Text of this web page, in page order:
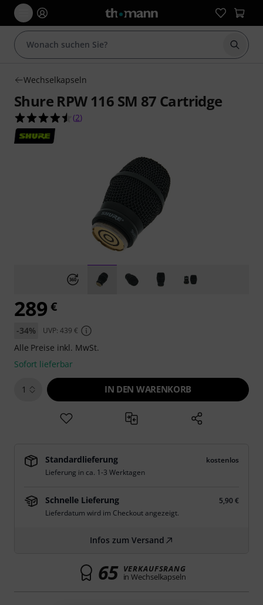
Suche
Wechselkapseln
Shure RPW 116 SM 87 Cartridge
4.5 von 5 Sternen aus 2 Kundenbewertungen
(2)
289 €
-34% UVP: 439 €
Alle Preise inkl. MwSt.
Sofort lieferbar
1 IN DEN WARENKORB
Standardlieferung
kostenlos
Lieferung in ca. 1-3 Werktagen
Schnelle Lieferung
5,90 €
Lieferdatum wird im Checkout angezeigt.
Infos zum Versand
65 VERKAUFSRANG
in Wechselkapseln